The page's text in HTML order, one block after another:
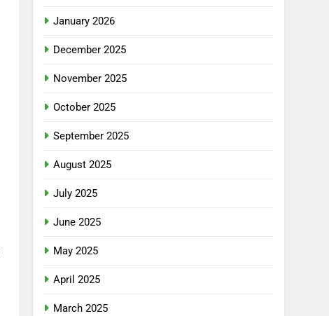
January 2026
December 2025
November 2025
October 2025
September 2025
August 2025
July 2025
June 2025
May 2025
April 2025
March 2025